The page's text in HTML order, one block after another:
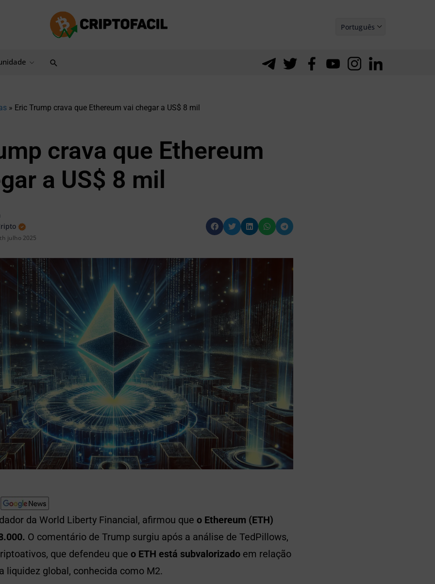
Português
Pesquisar
» Eric Trump crava que Ethereum vai chegar a US$ 8 mil
crava que Ethereum
a US$ 8 mil
julho 2025
da World Liberty Financial, afirmou que o Ethereum (ETH)
O comentário de Trump surgiu após a análise de TedPillows,
que defendeu que o ETH está subvalorizado em relação
liquidez global, conhecida como M2.